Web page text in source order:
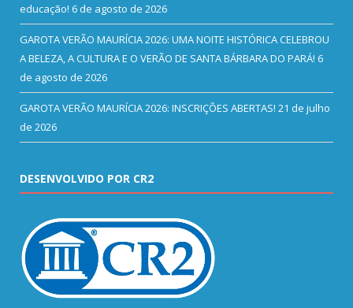
educação! 6 de agosto de 2026
GAROTA VERÃO MAURÍCIA 2026: UMA NOITE HISTÓRICA CELEBROU
A BELEZA, A CULTURA E O VERÃO DE SANTA BÁRBARA DO PARÁ! 6
de agosto de 2026
GAROTA VERÃO MAURÍCIA 2026: INSCRIÇÕES ABERTAS! 21 de julho
de 2026
DESENVOLVIDO POR CR2